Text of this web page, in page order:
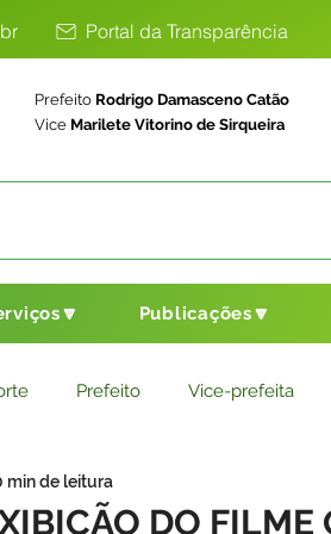
Portal da Transparência
Prefeito Rodrigo Damasceno Catão
Vice Marilete Vitorino de Sirqueira
Publicações🔽
Prefeito Vice-prefeita
Básico
DO FILME
min de leitura